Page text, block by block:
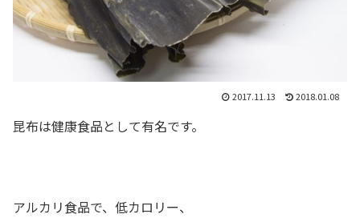
2017.11.13 2018.01.08
昆布は健康食品として有名です。
アルカリ食品で、低カロリー、